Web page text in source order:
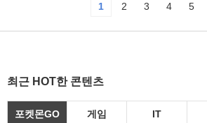
1 2 3 4 5
최근 HOT한 콘텐츠
포켓몬GO 게임 IT